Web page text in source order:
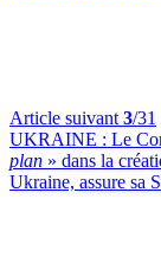
Article suivant 3/31
UKRAINE : Le
plan » dans la
Ukraine, assure sa